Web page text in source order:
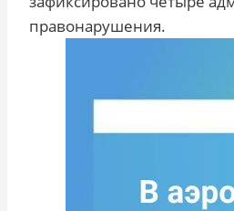
правонарушения.